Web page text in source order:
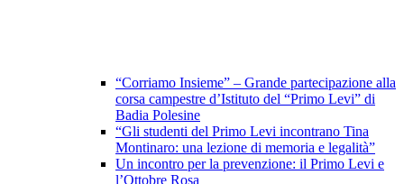
“Corriamo Insieme” – Grande partecipazione alla
corsa campestre d’Istituto del “Primo Levi” di
Badia Polesine
“Gli studenti del Primo Levi incontrano Tina
Montinaro: una lezione di memoria e legalità”
Un incontro per la prevenzione: il Primo Levi e
l’Ottobre Rosa